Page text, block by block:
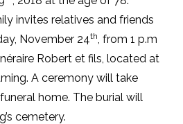
invites relatives and friends
November 24th , from 1 p.m
Robert et fils, located at
A ceremony will take
home. The burial will
cemetery.